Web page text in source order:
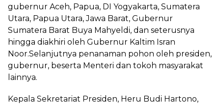
gubernur Aceh, Papua, DI Yogyakarta, Sumatera
Utara, Papua Utara, Jawa Barat, Gubernur
Sumatera Barat Buya Mahyeldi, dan seterusnya
hingga diakhiri oleh Gubernur Kaltim Isran
Noor.Selanjutnya penanaman pohon oleh presiden,
gubernur, beserta Menteri dan tokoh masyarakat
lainnya.
Kepala Sekretariat Presiden, Heru Budi Hartono,